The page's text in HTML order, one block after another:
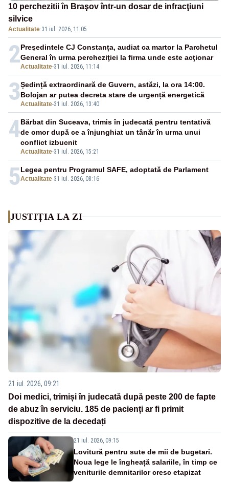
10 perchezitii în Braşov într-un dosar de infracţiuni
silvice
Actualitate·31 iul. 2026, 11:05
2Actualitate-31 iul. 2026, 11:14
Preşedintele CJ Constanța, audiat ca martor la Parchetul
General în urma percheziţiei la firma unde este acţionar
3Actualitate-31 iul. 2026, 13:40
Ședință extraordinară de Guvern, astăzi, la ora 14:00.
Bolojan ar putea decreta stare de urgență energetică
4
Actualitate-31 iul. 2026, 15:21
Bărbat din Suceava, trimis în judecată pentru tentativă
de omor după ce a înjunghiat un tânăr în urma unui
conflict izbucnit
5Actualitate-31 iul. 2026, 08:16
Legea pentru Programul SAFE, adoptată de Parlament
JUSTIȚIA LA ZI
21 iul. 2026, 09:21
Doi medici, trimiși în judecată după peste 200 de fapte
de abuz în serviciu. 185 de pacienți ar fi primit
dispozitive de la decedați
21 iul. 2026, 09:15
Lovitură pentru sute de mii de bugetari.
Noua lege le îngheață salariile, în timp ce
veniturile demnitarilor cresc etapizat